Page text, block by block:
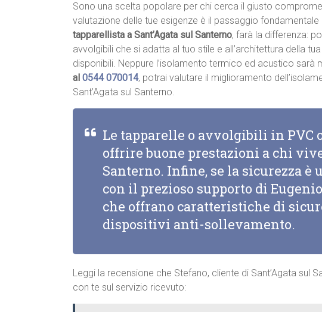
Sono una scelta popolare per chi cerca il giusto
valutazione delle tue esigenze è il passaggio fondamentale
tapparellista a Sant’Agata sul Santerno, farà la differenza:
avvolgibili che si adatta al tuo stile e all’architettura della
disponibili. Neppure l’isolamento termico ed acustico sarà
al 0544 070014, potrai valutare il miglioramento
Sant’Agata sul Santerno.
Le tapparelle o avvolgibili in
offrire buone prestazioni a chi vive
Santerno. Infine, se la sicurezza
con il prezioso supporto di
che offrano caratteristiche di
dispositivi anti-sollevamento.
Leggi la recensione che Stefano, cliente di Sant’Agata sul
con te sul servizio ricevuto: